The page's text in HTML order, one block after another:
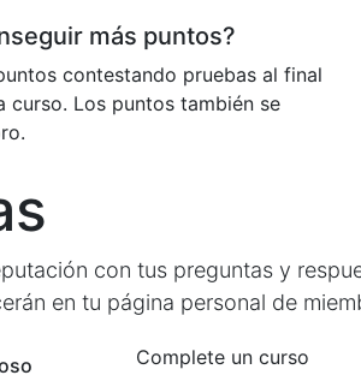
más puntos?
contestando pruebas al final
curso. Los puntos también se
con tus preguntas y
en tu página personal de
Complete un curso